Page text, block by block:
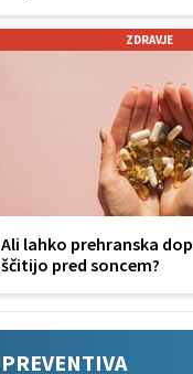
ZDRAVJE
Ali lahko prehranska
ščitijo pred soncem?
PREVENTIVA